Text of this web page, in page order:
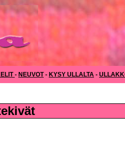
- NEUVOT- KYSY ULLALTA -